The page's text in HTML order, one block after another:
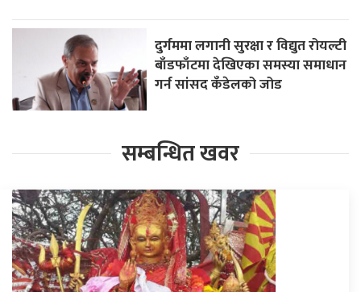
दुर्गममा लगानी सुरक्षा र विद्युत रोयल्टी
बाँडफाँटमा देखिएका समस्या समाधान
गर्न सांसद कँडेलको जोड
सम्बन्धित खवर